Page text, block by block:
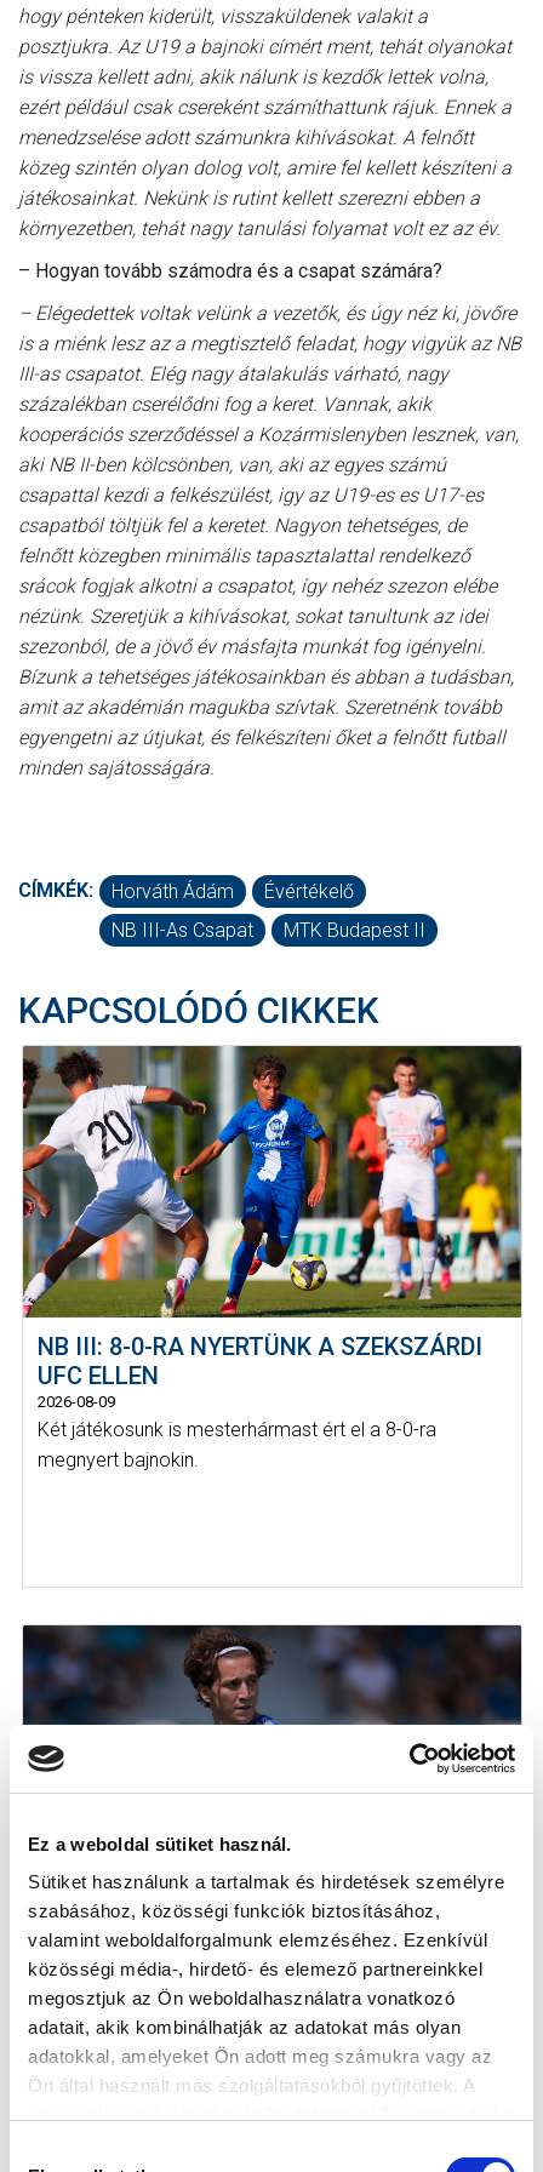
Ez a weboldal sütiket használ.
Sütiket használunk a tartalmak és hirdetések személyre
szabásához, közösségi funkciók biztosításához,
valamint weboldalforgalmunk elemzéséhez. Ezenkívül
közösségi média-, hirdető- és elemező partnereinkkel
megosztjuk az Ön weboldalhasználatra vonatkozó
adatait, akik kombinálhatják az adatokat más olyan
adatokkal, amelyeket Ön adott meg számukra vagy az
Ön által használt más szolgáltatásokból gyűjtöttek. A
hogy pénteken kiderült, visszaküldenek valakit a
posztjukra. Az U19 a bajnoki címért ment, tehát olyanokat
is vissza kellett adni, akik nálunk is kezdők lettek volna,
ezért például csak csereként számíthattunk rájuk. Ennek a
menedzselése adott számunkra kihívásokat. A felnőtt
közeg szintén olyan dolog volt, amire fel kellett készíteni a
játékosainkat. Nekünk is rutint kellett szerezni ebben a
környezetben, tehát nagy tanulási folyamat volt ez az év.
– Hogyan tovább számodra és a csapat számára?
– Elégedettek voltak velünk a vezetők, és úgy néz ki, jövőre
is a miénk lesz az a megtisztelő feladat, hogy vigyük az NB
III-as csapatot. Elég nagy átalakulás várható, nagy
százalékban cserélődni fog a keret. Vannak, akik
kooperációs szerződéssel a Kozármislenyben lesznek, van,
aki NB II-ben kölcsönben, van, aki az egyes számú
csapattal kezdi a felkészülést, igy az U19-es es U17-es
csapatból töltjük fel a keretet. Nagyon tehetséges, de
felnőtt közegben minimális tapasztalattal rendelkező
srácok fogjak alkotni a csapatot, így nehéz szezon elébe
nézünk. Szeretjük a kihívásokat, sokat tanultunk az idei
szezonból, de a jövő év másfajta munkát fog igényelni.
Bízunk a tehetséges játékosainkban és abban a tudásban,
amit az akadémián magukba szívtak. Szeretnénk tovább
egyengetni az útjukat, és felkészíteni őket a felnőtt futball
minden sajátosságára.
CÍMKÉK: Horváth Ádám
Évértékelő
NB III-As Csapat
MTK Budapest II
KAPCSOLÓDÓ CIKKEK
NB III: 8-0-RA NYERTÜNK A SZEKSZÁRDI
UFC ELLEN
2026-08-09
Két játékosunk is mesterhármast ért el a 8-0-ra
megnyert bajnokin.
NB III: A BAJNOKI SZÜNETBEN SEM VOLT
PIHENŐ
2026-07-31
Hasznos edzőmeccsen győztük le az ETO Akadémiát.